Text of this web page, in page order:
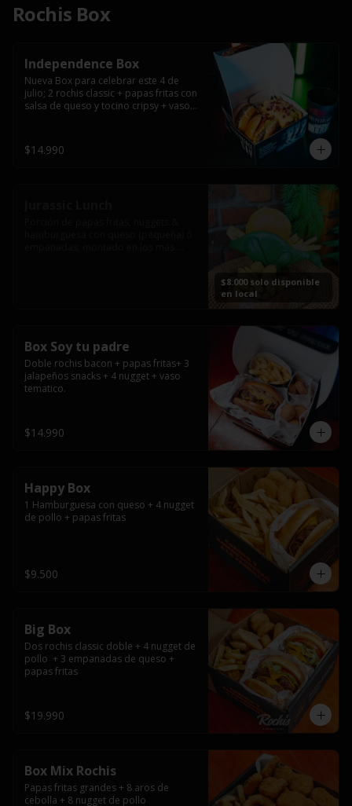
Rochis Box
Independence Box
Nueva Box para celebrar este 4 de
julio; 2 rochis classic + papas fritas con
salsa de queso y tocino cripsy + vaso
$14.990
$8.000 solo disponible
en local
Box Soy tu padre
Doble rochis bacon + papas fritas+ 3
jalapeños snacks + 4 nugget + vaso
tematico.
$14.990
Happy Box
1 Hamburguesa con queso + 4 nugget
de pollo + papas fritas
$9.500
Big Box
Dos rochis classic doble + 4 nugget de
pollo  + 3 empanadas de queso +
papas fritas
$19.990
Box Mix Rochis
Papas fritas grandes + 8 aros de
cebolla + 8 nugget de pollo